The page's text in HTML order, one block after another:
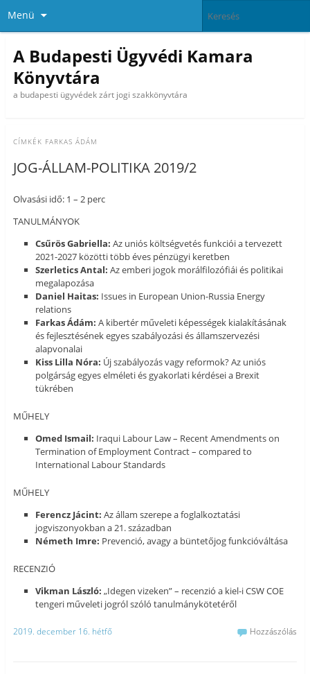
Menü
A Budapesti Ügyvédi Kamara
Könyvtára
a budapesti ügyvédek zárt jogi szakkönyvtára
CÍMKÉK FARKAS ÁDÁM
JOG-ÁLLAM-POLITIKA 2019/2
Olvasási idő: 1 – 2 perc
TANULMÁNYOK
Csűrös Gabriella: Az uniós költségvetés funkciói a tervezett
2021-2027 közötti több éves pénzügyi keretben
Szerletics Antal: Az emberi jogok morálfilozófiái és politikai
megalapozása
Daniel Haitas: Issues in European Union-Russia Energy
relations
Farkas Ádám: A kibertér műveleti képességek kialakításának
és fejlesztésének egyes szabályozási és államszervezési
alapvonalai
Kiss Lilla Nóra: Új szabályozás vagy reformok? Az uniós
polgárság egyes elméleti és gyakorlati kérdései a Brexit
tükrében
MŰHELY
Omed Ismail: Iraqui Labour Law – Recent Amendments on
Termination of Employment Contract – compared to
International Labour Standards
MŰHELY
Ferencz Jácint: Az állam szerepe a foglalkoztatási
jogviszonyokban a 21. században
Németh Imre: Prevenció, avagy a büntetőjog funkcióváltása
RECENZIÓ
Vikman László: „Idegen vizeken” – recenzió a kiel-i CSW COE
tengeri műveleti jogról szóló tanulmánykötetéről
2019. december 16. hétfő Hozzászólás